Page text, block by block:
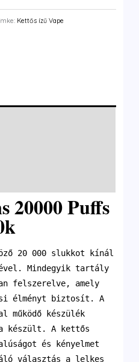
Kettős ízű Vape
20000 Puffs
20 000 slukkot kínál
Mindegyik tartály
felszerelve, amely
élményt biztosít. A
működő készülék
készült. A kettős
és kényelmet
választás a lelkes